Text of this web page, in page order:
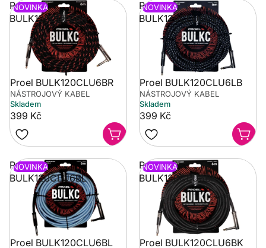
Proel
BULK120CLU6BR
NOVINKA
Proel BULK120CLU6BR
NÁSTROJOVÝ KABEL
Skladem
399 Kč
Proel
BULK120CLU6LB
NOVINKA
Proel BULK120CLU6LB
NÁSTROJOVÝ KABEL
Skladem
399 Kč
Proel
BULK120CLU6BL
NOVINKA
Proel BULK120CLU6BL
Proel
BULK120CLU6BK
NOVINKA
Proel BULK120CLU6BK